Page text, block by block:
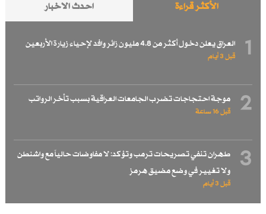
الأكثر قراءة احدث الاخبار
1 العراق يعلن دخول أكثر من 4.8 مليون زائر وافد لإحياء زيارة الأربعين
قبل 3 أيام
2 موجة احتجاجات تضرب الجامعات العراقية بسبب تأخر الرواتب
قبل 16 ساعة
3
طهران تنفي تصريحات ترمب وتؤكد: لا مفاوضات حالياً مع واشنطن
ولا تغيير في وضع مضيق هرمز
قبل 3 أيام